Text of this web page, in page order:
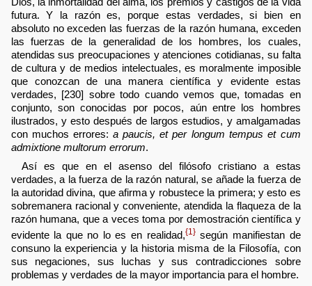
futura. Y la razón es, porque estas verdades, si bien en
absoluto no exceden las fuerzas de la razón humana, exceden
las fuerzas de la generalidad de los hombres, los cuales,
atendidas sus preocupaciones y atenciones cotidianas, su falta
de cultura y de medios intelectuales, es moralmente imposible
que conozcan de una manera científica y evidente estas
verdades, [230] sobre todo cuando vemos que, tomadas en
conjunto, son conocidas por pocos, aún entre los hombres
ilustrados, y esto después de largos estudios, y amalgamadas
con muchos errores: a paucis, et per longum tempus et cum
admixtione multorum errorum.
Así es que en el asenso del filósofo cristiano a estas
verdades, a la fuerza de la razón natural, se añade la fuerza de
la autoridad divina, que afirma y robustece la primera; y esto es
sobremanera racional y conveniente, atendida la flaqueza de la
razón humana, que a veces toma por demostración científica y
evidente la que no lo es en realidad,{1}según manifiestan de
consuno la experiencia y la historia misma de la Filosofía, con
sus negaciones, sus luchas y sus contradicciones sobre
problemas y verdades de la mayor importancia para el hombre.